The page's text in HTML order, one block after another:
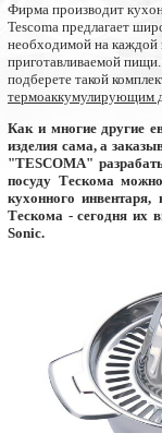
Фирма производит
Tescoma предлагает
необходимой на каждой
приготавливаемой
подберете такой
термоаккумулирующим
Как и многие другие
изделия сама, а
"TESCOMA"
посуду Тескома
кухонного
Тескома - сегодня их
Sonic.